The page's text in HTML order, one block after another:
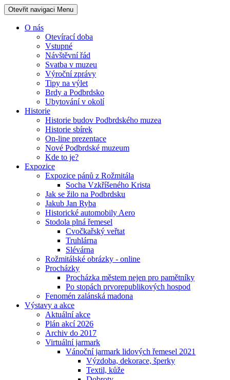
Otevřit navigaci Menu
O nás
Otevírací doba
Vstupné
Návštěvní řád
Svatba v muzeu
Výroční zprávy
Tipy na výlet
Brdy a Podbrdsko
Ubytování v okolí
Historie
Historie budov Podbrdského muzea
Historie sbírek
On-line prezentace
Nové Podbrdské muzeum
Kde to je?
Expozice
Expozice pánů z Rožmitála
Socha Vzkříšeného Krista
Jak se žilo na Podbrdsku
Jakub Jan Ryba
Historické automobily Aero
Stodola plná řemesel
Cvočkařský veřtat
Truhlárna
Slévárna
Rožmitálské obrázky - online
Procházky
Procházka městem nejen pro pamětníky
Po stopách prvorepublikových hospod
Fenomén zalánská madona
Výstavy a akce
Aktuální akce
Plán akcí 2026
Archiv do 2017
Virtuální jarmark
Vánoční jarmark lidových řemesel 2021
Výzdoba, dekorace, šperky
Textil, kůže